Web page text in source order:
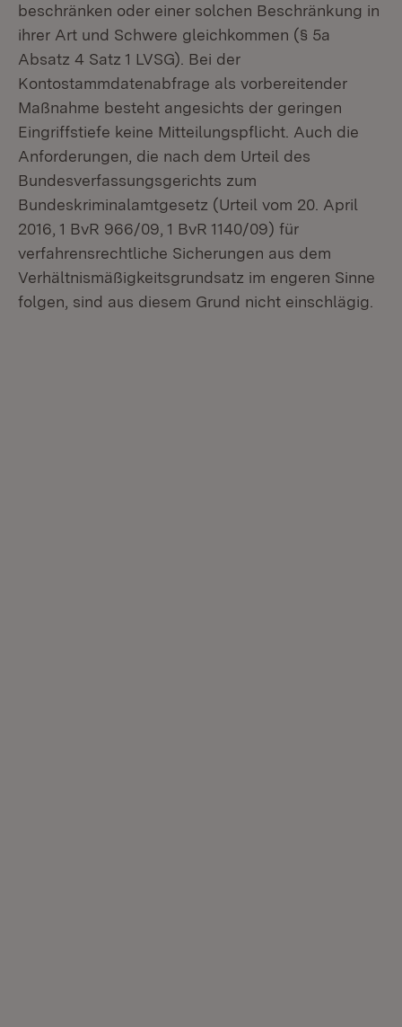
beschränken oder einer solchen Beschränkung in
ihrer Art und Schwere gleichkommen (§ 5a
Absatz 4 Satz 1 LVSG). Bei der
Kontostammdatenabfrage als vorbereitender
Maßnahme besteht angesichts der geringen
Eingriffstiefe keine Mitteilungspflicht. Auch die
Anforderungen, die nach dem Urteil des
Bundesverfassungsgerichts zum
Bundeskriminalamtgesetz (Urteil vom 20. April
2016, 1 BvR 966/09, 1 BvR 1140/09) für
verfahrensrechtliche Sicherungen aus dem
Verhältnismäßigkeitsgrundsatz im engeren Sinne
folgen, sind aus diesem Grund nicht einschlägig.